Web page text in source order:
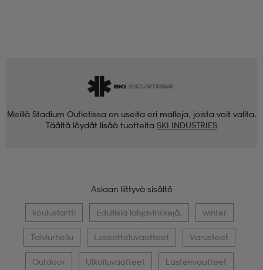
Meillä Stadium Outletissa on useita eri malleja, joista voit valita.
Täältä löydät lisää tuotteita SKI INDUSTRIES
Asiaan liittyvä sisältö
koulustartti Edullisia lahjavinkkejä. winter
Talviurheilu Lasketteluvaatteet Varusteet
Outdoor Ulkoiluvaatteet Lastenvaatteet